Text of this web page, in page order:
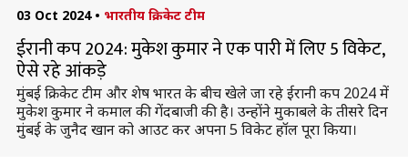
03 Oct 2024 • भारतीय क्रिकेट टीम
ईरानी कप 2024: मुकेश कुमार ने एक पारी में लिए 5 विकेट,
ऐसे रहे आंकड़े
मुंबई क्रिकेट टीम और शेष भारत के बीच खेले जा रहे ईरानी कप 2024 में
मुकेश कुमार ने कमाल की गेंदबाजी की है। उन्होंने मुकाबले के तीसरे दिन
मुंबई के जुनैद खान को आउट कर अपना 5 विकेट हॉल पूरा किया।